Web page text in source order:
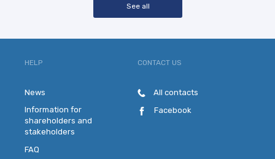
See all
HELP
News
Information for
shareholders and
stakeholders
FAQ
CONTACT US
All contacts
Facebook